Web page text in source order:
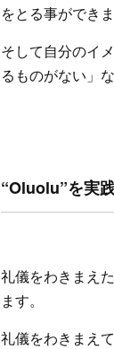
をとる事ができま
そして自分のイ
るものがない」
“Oluolu”を実
礼儀をわきまえ
ます。
礼儀をわきまえ